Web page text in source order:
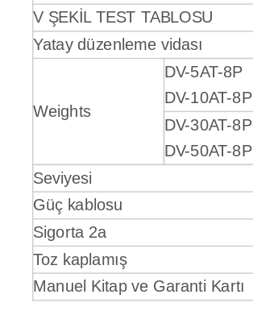
V ŞEKİL TEST TABLOSU
Yatay düzenleme vidası
Weights
DV-5AT-8P
DV-10AT-8P
DV-30AT-8P
DV-50AT-8P
Seviyesi
Güç kablosu
Sigorta 2a
Toz kaplamış
Manuel Kitap ve Garanti Kartı